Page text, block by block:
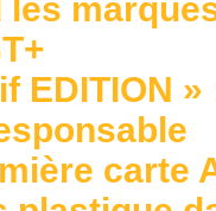
les
EDITION
carte